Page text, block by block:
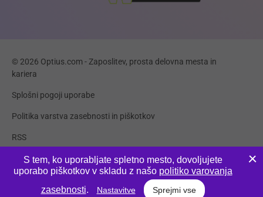
© 2026 Optius.com - Zaposlitev, prosta delovna mesta in
kariera
Splošni pogoji uporabe
Politika varstva zasebnosti in piškotkov
RSS
Piškotki
S tem, ko uporabljate spletno mesto, dovoljujete
uporabo piškotkov v skladu z našo politiko varovanja
zasebnosti. Nastavitve Sprejmi vse